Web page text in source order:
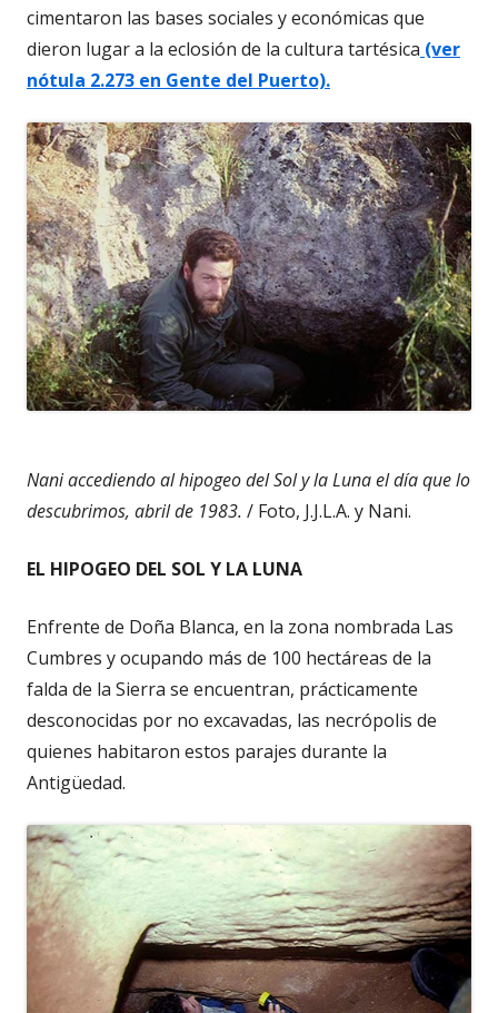
cimentaron las bases sociales y económicas que
dieron lugar a la eclosión de la cultura tartésica (ver
nótula 2.273 en Gente del Puerto).
Nani accediendo al hipogeo del Sol y la Luna el día que lo
descubrimos, abril de 1983. / Foto, J.J.L.A. y Nani.
EL HIPOGEO DEL SOL Y LA LUNA
Enfrente de Doña Blanca, en la zona nombrada Las
Cumbres y ocupando más de 100 hectáreas de la
falda de la Sierra se encuentran, prácticamente
desconocidas por no excavadas, las necrópolis de
quienes habitaron estos parajes durante la
Antigüedad.